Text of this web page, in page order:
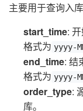
主要用于查询入
start_time:
格式为 yyyy-
end_time: 结
格式为 yyyy-
order_type:
库。